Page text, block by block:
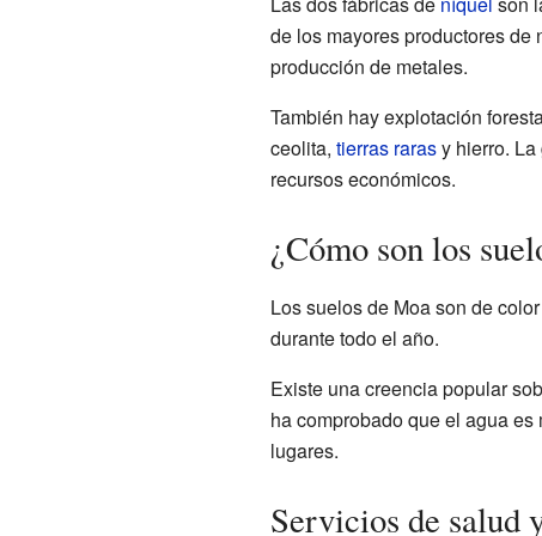
de los mayores productores
producción de metales.
También hay explotación
ceolita, tierras rarasy hierro. La
recursos económicos.
¿Cómo son los
Los suelos de Moa son de
durante todo el año.
Existe una creencia popular
ha comprobado que el agua
lugares.
Servicios de salud